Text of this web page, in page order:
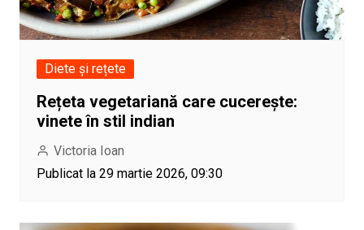
Diete și rețete
Rețeta vegetariană care cucerește:
vinete în stil indian
Victoria Ioan
Publicat la 29 martie 2026, 09:30